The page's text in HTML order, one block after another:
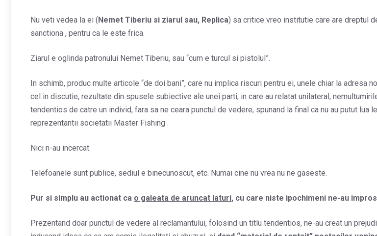
Nu veti vedea la ei (Nemet Tiberiu si ziarul sau, Replica) sa critice vreo institutie care are dreptul
sanctiona , pentru ca le este frica.
Ziarul e oglinda patronului Nemet Tiberiu, sau “cum e turcul si pistolul”.
In schimb, produc multe articole “de doi bani”, care nu implica riscuri pentru ei, unele chiar la adresa
cel in discutie, rezultate din spusele subiective ale unei parti, in care au relatat unilateral,
tendentios de catre un individ, fara sa ne ceara punctul de vedere, spunand la final ca nu au putut lua
reprezentantii societatii Master Fishing .
Nici n-au incercat.
Telefoanele sunt publice, sediul e binecunoscut, etc. Numai cine nu vrea nu ne gaseste.
Pur si simplu au actionat ca o galeata de aruncat laturi, cu care niste ipochimeni ne-au
Prezentand doar punctul de vedere al reclamantului, folosind un titlu tendentios, ne-au creat un